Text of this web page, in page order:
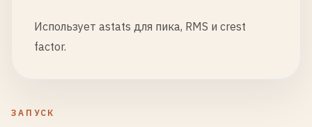
Использует astats для пика, RMS и crest
factor.
ЗАПУСК